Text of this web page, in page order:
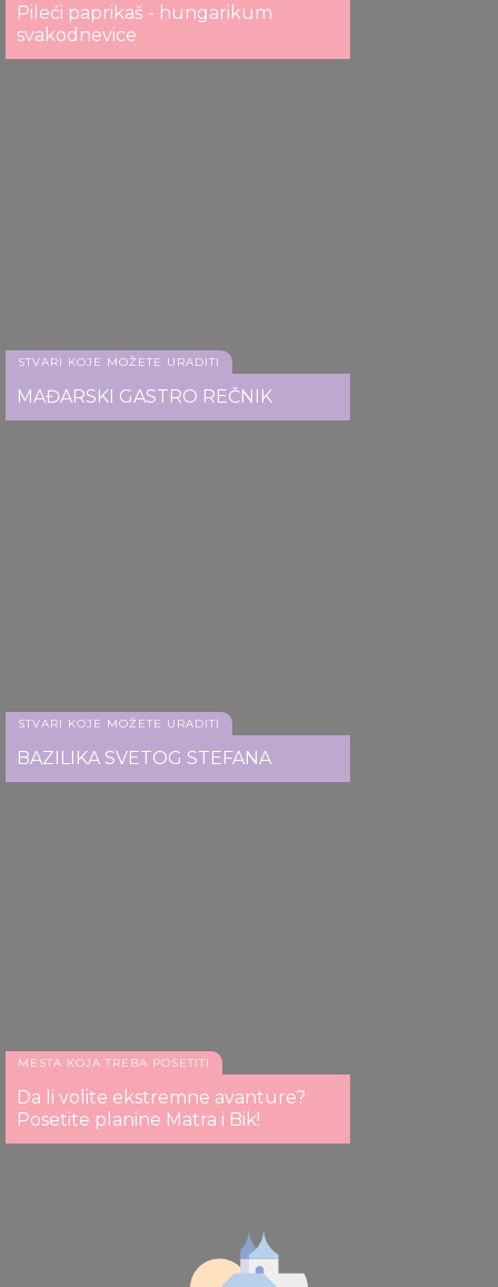
Pileći paprikaš - hungarikum
svakodnevice
STVARI KOJE MOŽETE URADITI
MAĐARSKI GASTRO REČNIK
STVARI KOJE MOŽETE URADITI
BAZILIKA SVETOG STEFANA
MESTA KOJA TREBA POSETITI
Da li volite ekstremne avanture?
Posetite planine Matra i Bik!